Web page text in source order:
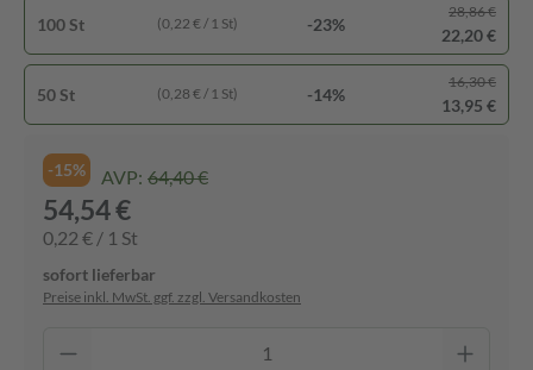
100 St (0,22 € / 1 St) -23%
28,86 €
22,20 €
50 St (0,28 € / 1 St) -14%
16,30 €
13,95 €
-15% AVP: 64,40 €
54,54 €
0,22 € / 1 St
sofort lieferbar
Preise inkl. MwSt. ggf. zzgl. Versandkosten